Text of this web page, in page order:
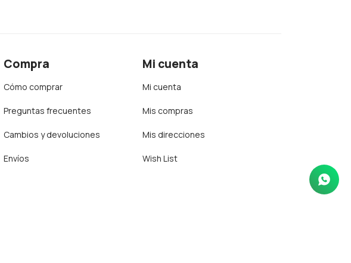
Compra
Cómo comprar
Preguntas frecuentes
Cambios y devoluciones
Envíos
Mi cuenta
Mi cuenta
Mis compras
Mis direcciones
Wish List